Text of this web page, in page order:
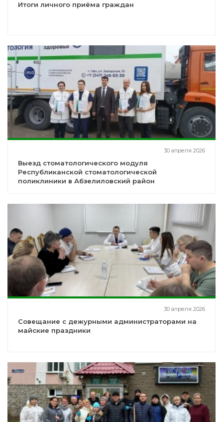
Итоги личного приёма граждан
30 апреля 2026
Выезд стоматологического модуля
Республиканской стоматологической
поликлиники в Абзелиловский район
30 апреля 2026
Совещание с дежурными администраторами на
майские праздники